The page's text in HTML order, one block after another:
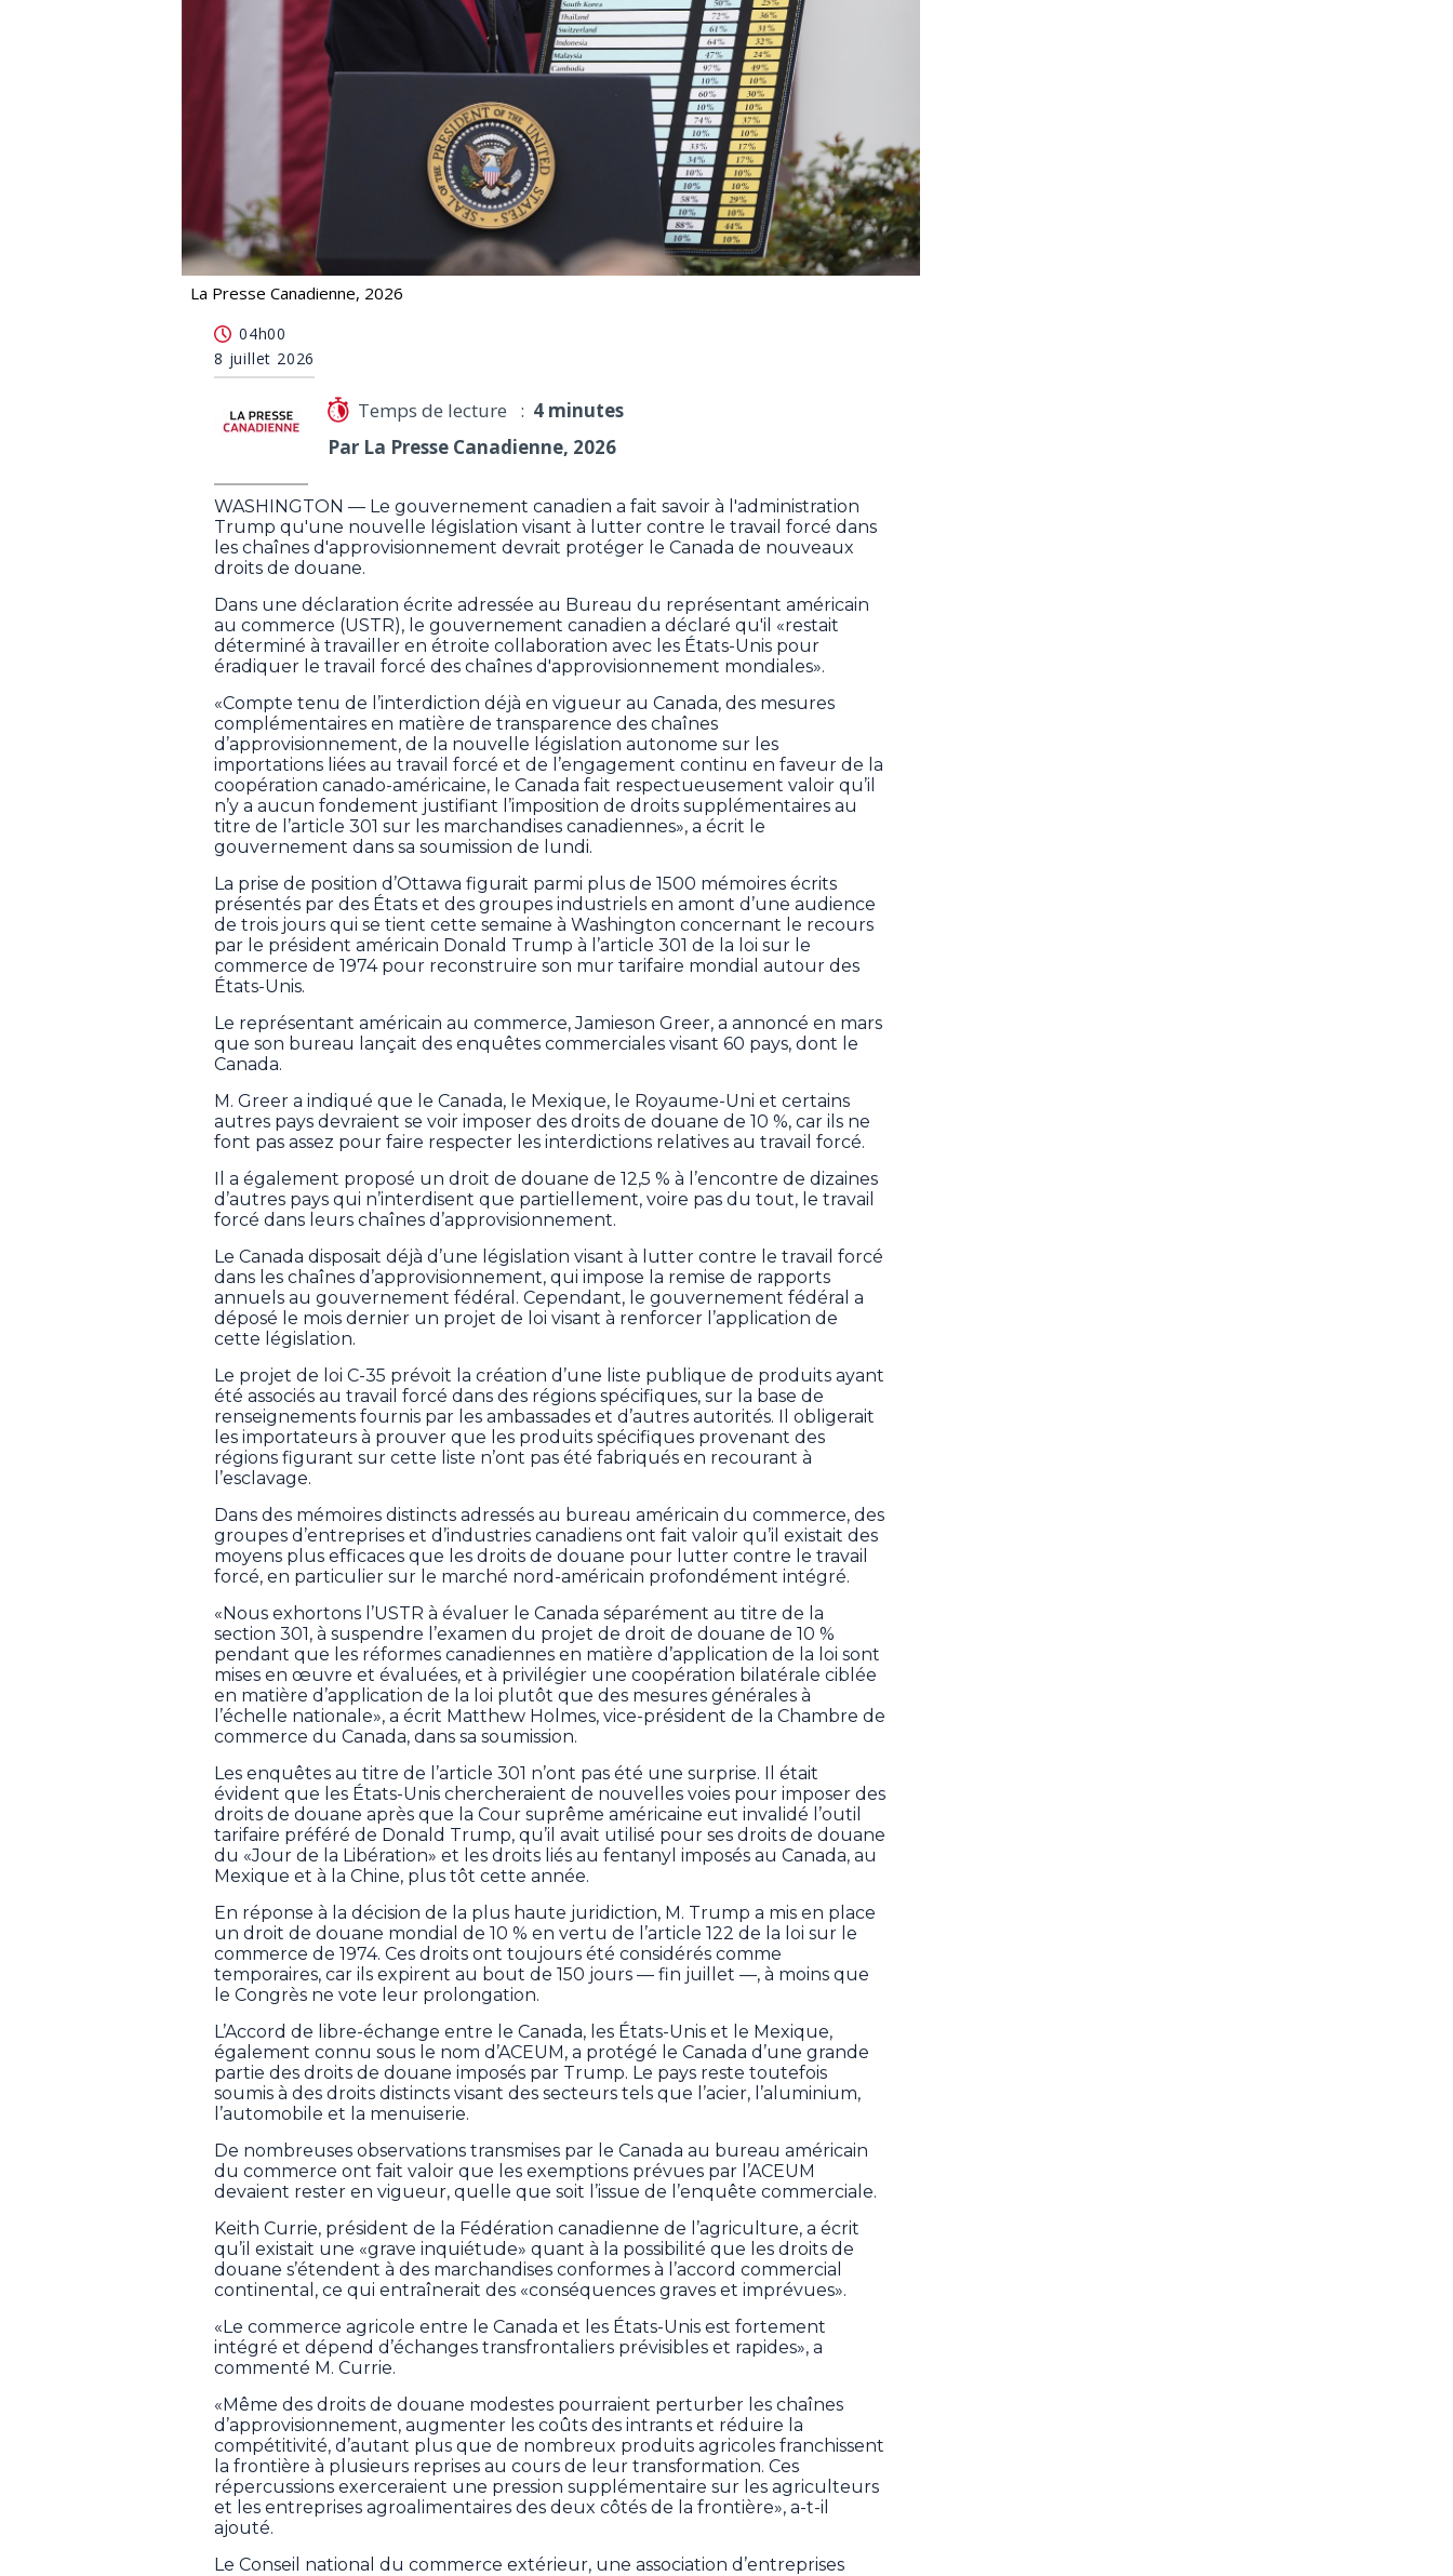
La Presse Canadienne, 2026
04h00
8 juillet 2026
Temps de lecture : 4 minutes
Par La Presse Canadienne, 2026
WASHINGTON — Le gouvernement canadien a fait savoir à l'administration
Trump qu'une nouvelle législation visant à lutter contre le travail forcé dans
les chaînes d'approvisionnement devrait protéger le Canada de nouveaux
droits de douane.
Dans une déclaration écrite adressée au Bureau du représentant américain
au commerce (USTR), le gouvernement canadien a déclaré qu'il «restait
déterminé à travailler en étroite collaboration avec les États-Unis pour
éradiquer le travail forcé des chaînes d'approvisionnement mondiales».
«Compte tenu de l’interdiction déjà en vigueur au Canada, des mesures
complémentaires en matière de transparence des chaînes
d’approvisionnement, de la nouvelle législation autonome sur les
importations liées au travail forcé et de l’engagement continu en faveur de la
coopération canado-américaine, le Canada fait respectueusement valoir qu’il
n’y a aucun fondement justifiant l’imposition de droits supplémentaires au
titre de l’article 301 sur les marchandises canadiennes», a écrit le
gouvernement dans sa soumission de lundi.
La prise de position d’Ottawa figurait parmi plus de 1500 mémoires écrits
présentés par des États et des groupes industriels en amont d’une audience
de trois jours qui se tient cette semaine à Washington concernant le recours
par le président américain Donald Trump à l’article 301 de la loi sur le
commerce de 1974 pour reconstruire son mur tarifaire mondial autour des
États-Unis.
Le représentant américain au commerce, Jamieson Greer, a annoncé en mars
que son bureau lançait des enquêtes commerciales visant 60 pays, dont le
Canada.
M. Greer a indiqué que le Canada, le Mexique, le Royaume-Uni et certains
autres pays devraient se voir imposer des droits de douane de 10 %, car ils ne
font pas assez pour faire respecter les interdictions relatives au travail forcé.
Il a également proposé un droit de douane de 12,5 % à l’encontre de dizaines
d’autres pays qui n’interdisent que partiellement, voire pas du tout, le travail
forcé dans leurs chaînes d’approvisionnement.
Le Canada disposait déjà d’une législation visant à lutter contre le travail forcé
dans les chaînes d’approvisionnement, qui impose la remise de rapports
annuels au gouvernement fédéral. Cependant, le gouvernement fédéral a
déposé le mois dernier un projet de loi visant à renforcer l’application de
cette législation.
Le projet de loi C-35 prévoit la création d’une liste publique de produits ayant
été associés au travail forcé dans des régions spécifiques, sur la base de
renseignements fournis par les ambassades et d’autres autorités. Il obligerait
les importateurs à prouver que les produits spécifiques provenant des
régions figurant sur cette liste n’ont pas été fabriqués en recourant à
l’esclavage.
Dans des mémoires distincts adressés au bureau américain du commerce, des
groupes d’entreprises et d’industries canadiens ont fait valoir qu’il existait des
moyens plus efficaces que les droits de douane pour lutter contre le travail
forcé, en particulier sur le marché nord-américain profondément intégré.
«Nous exhortons l’USTR à évaluer le Canada séparément au titre de la
section 301, à suspendre l’examen du projet de droit de douane de 10 %
pendant que les réformes canadiennes en matière d’application de la loi sont
mises en œuvre et évaluées, et à privilégier une coopération bilatérale ciblée
en matière d’application de la loi plutôt que des mesures générales à
l’échelle nationale», a écrit Matthew Holmes, vice-président de la Chambre de
commerce du Canada, dans sa soumission.
Les enquêtes au titre de l’article 301 n’ont pas été une surprise. Il était
évident que les États-Unis chercheraient de nouvelles voies pour imposer des
droits de douane après que la Cour suprême américaine eut invalidé l’outil
tarifaire préféré de Donald Trump, qu’il avait utilisé pour ses droits de douane
du «Jour de la Libération» et les droits liés au fentanyl imposés au Canada, au
Mexique et à la Chine, plus tôt cette année.
En réponse à la décision de la plus haute juridiction, M. Trump a mis en place
un droit de douane mondial de 10 % en vertu de l’article 122 de la loi sur le
commerce de 1974. Ces droits ont toujours été considérés comme
temporaires, car ils expirent au bout de 150 jours — fin juillet —, à moins que
le Congrès ne vote leur prolongation.
L’Accord de libre-échange entre le Canada, les États-Unis et le Mexique,
également connu sous le nom d’ACEUM, a protégé le Canada d’une grande
partie des droits de douane imposés par Trump. Le pays reste toutefois
soumis à des droits distincts visant des secteurs tels que l’acier, l’aluminium,
l’automobile et la menuiserie.
De nombreuses observations transmises par le Canada au bureau américain
du commerce ont fait valoir que les exemptions prévues par l’ACEUM
devaient rester en vigueur, quelle que soit l’issue de l’enquête commerciale.
Keith Currie, président de la Fédération canadienne de l’agriculture, a écrit
qu’il existait une «grave inquiétude» quant à la possibilité que les droits de
douane s’étendent à des marchandises conformes à l’accord commercial
continental, ce qui entraînerait des «conséquences graves et imprévues».
«Le commerce agricole entre le Canada et les États-Unis est fortement
intégré et dépend d’échanges transfrontaliers prévisibles et rapides», a
commenté M. Currie.
«Même des droits de douane modestes pourraient perturber les chaînes
d’approvisionnement, augmenter les coûts des intrants et réduire la
compétitivité, d’autant plus que de nombreux produits agricoles franchissent
la frontière à plusieurs reprises au cours de leur transformation. Ces
répercussions exerceraient une pression supplémentaire sur les agriculteurs
et les entreprises agroalimentaires des deux côtés de la frontière», a-t-il
ajouté.
Le Conseil national du commerce extérieur, une association d’entreprises